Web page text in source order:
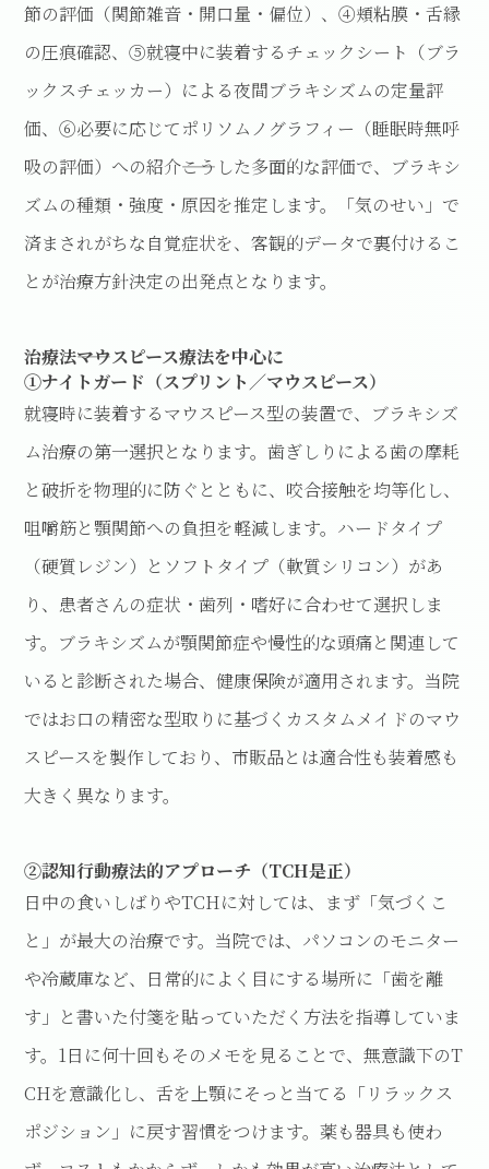
節の評価（関節雑音・開口量・偏位）、④頬粘膜・舌縁
の圧痕確認、⑤就寝中に装着するチェックシート（ブラ
ックスチェッカー）による夜間ブラキシズムの定量評
価、⑥必要に応じてポリソムノグラフィー（睡眠時無呼
吸の評価）への紹介――こうした多面的な評価で、ブラキシ
ズムの種類・強度・原因を推定します。「気のせい」で
済まされがちな自覚症状を、客観的データで裏付けるこ
とが治療方針決定の出発点となります。
治療法――マウスピース療法を中心に
①ナイトガード（スプリント／マウスピース）
就寝時に装着するマウスピース型の装置で、ブラキシズ
ム治療の第一選択となります。歯ぎしりによる歯の摩耗
と破折を物理的に防ぐとともに、咬合接触を均等化し、
咀嚼筋と顎関節への負担を軽減します。ハードタイプ
（硬質レジン）とソフトタイプ（軟質シリコン）があ
り、患者さんの症状・歯列・嗜好に合わせて選択しま
す。ブラキシズムが顎関節症や慢性的な頭痛と関連して
いると診断された場合、健康保険が適用されます。当院
ではお口の精密な型取りに基づくカスタムメイドのマウ
スピースを製作しており、市販品とは適合性も装着感も
大きく異なります。
②認知行動療法的アプローチ（TCH是正）
日中の食いしばりやTCHに対しては、まず「気づくこ
と」が最大の治療です。当院では、パソコンのモニター
や冷蔵庫など、日常的によく目にする場所に「歯を離
す」と書いた付箋を貼っていただく方法を指導していま
す。1日に何十回もそのメモを見ることで、無意識下のT
CHを意識化し、舌を上顎にそっと当てる「リラックス
ポジション」に戻す習慣をつけます。薬も器具も使わ